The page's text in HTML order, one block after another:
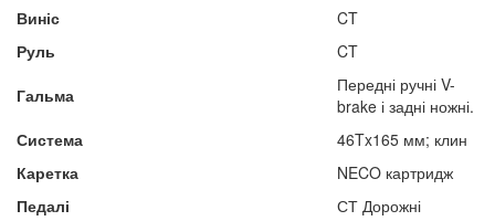
Виніс
CT
Руль
CT
Гальма
Передні ручні V-
brake і задні ножні.
Система
46Tx165 мм; клин
Каретка
NECO картридж
Педалі
СТ Дорожні